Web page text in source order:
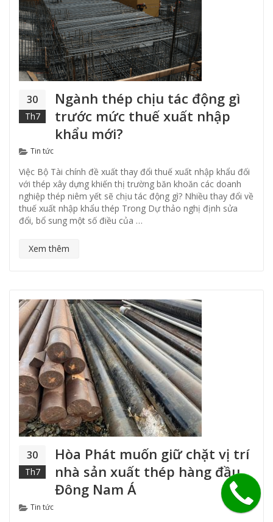
30
Th7
Ngành thép chịu tác động gì
trước mức thuế xuất nhập
khẩu mới?
Categories
Tin tức
Việc Bộ Tài chính đề xuất thay đổi thuế xuất nhập khẩu đối
với thép xây dựng khiến thị trường băn khoăn các doanh
nghiệp thép niêm yết sẽ chịu tác động gì? Nhiều thay đổi về
thuế xuất nhập khẩu thép Trong Dự thảo nghị định sửa
đổi, bổ sung một số điều của …
Xem thêm
30
Th7
Hòa Phát muốn giữ chặt vị trí
nhà sản xuất thép hàng đầu
Đông Nam Á
Categories
Tin tức